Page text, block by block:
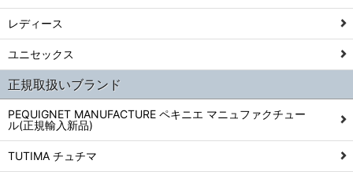
レディース
ユニセックス
正規取扱いブランド
PEQUIGNET MANUFACTURE ペキニエ マニュファクチュー
ル(正規輸入新品)
TUTIMA チュチマ